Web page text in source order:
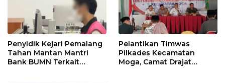
Penyidik Kejari Pemalang
Tahan Mantan Mantri
Bank BUMN Terkait
Pelantikan Timwas
Pilkades Kecamatan
Moga, Camat Drajat